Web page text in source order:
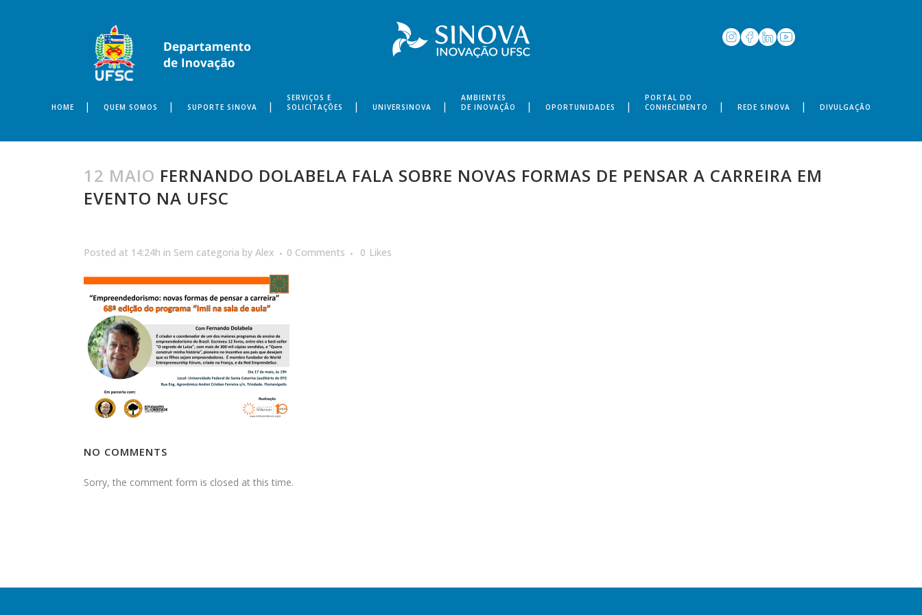
HOME QUEM SOMOS SUPORTE SINOVA
SERVIÇOS E
SOLICITAÇÕES
UNIVERSINOVA
AMBIENTES
DE INOVAÇÃO
OPORTUNIDADES
PORTAL DO
CONHECIMENTO
REDE SINOVA DIVULGAÇÃO
12 MAIO FERNANDO DOLABELA FALA SOBRE NOVAS FORMAS DE PENSAR A CARREIRA EM
EVENTO NA UFSC
Posted at 14:24h in Sem categoria by Alex 0 Comments 0 Likes
NO COMMENTS
Sorry, the comment form is closed at this time.